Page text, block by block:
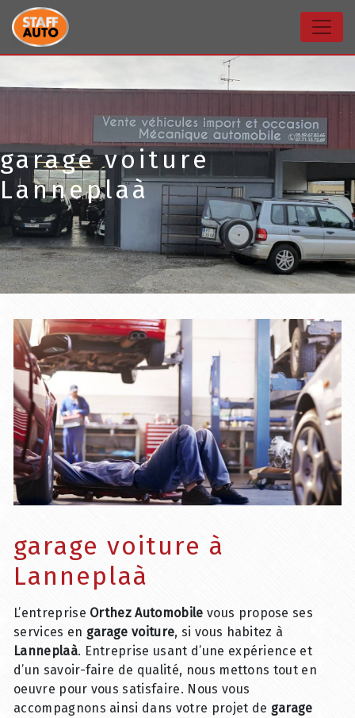
Panneau de gestion des cookies
garage voiture
Lanneplaà
garage voiture à
Lanneplaà
L’entreprise Orthez Automobile vous propose ses
services en garage voiture, si vous habitez à
Lanneplaà. Entreprise usant d’une expérience et
d’un savoir-faire de qualité, nous mettons tout en
oeuvre pour vous satisfaire. Nous vous
accompagnons ainsi dans votre projet de garage